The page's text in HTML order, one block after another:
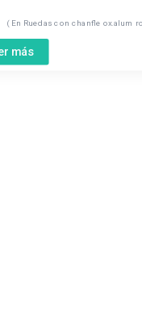
Ruedas con chanfle ox.alum
más